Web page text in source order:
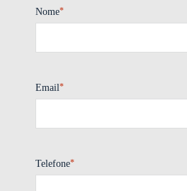
Nome*
Email*
Telefone*